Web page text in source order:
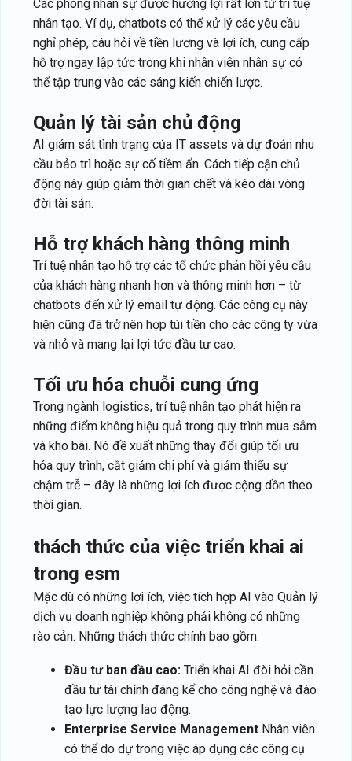
Các phòng nhân sự được hưởng lợi rất lớn từ trí tuệ
nhân tạo. Ví dụ, chatbots có thể xử lý các yêu cầu
nghỉ phép, câu hỏi về tiền lương và lợi ích, cung cấp
hỗ trợ ngay lập tức trong khi nhân viên nhân sự có
thể tập trung vào các sáng kiến chiến lược.
quản lý tài sản chủ động
AI giám sát tình trạng của IT assets và dự đoán nhu
cầu bảo trì hoặc sự cố tiềm ẩn. Cách tiếp cận chủ
động này giúp giảm thời gian chết và kéo dài vòng
đời tài sản.
hỗ trợ khách hàng thông minh
Trí tuệ nhân tạo hỗ trợ các tổ chức phản hồi yêu cầu
của khách hàng nhanh hơn và thông minh hơn – từ
chatbots đến xử lý email tự động. Các công cụ này
hiện cũng đã trở nên hợp túi tiền cho các công ty vừa
và nhỏ và mang lại lợi tức đầu tư cao.
tối ưu hóa chuỗi cung ứng
Trong ngành logistics, trí tuệ nhân tạo phát hiện ra
những điểm không hiệu quả trong quy trình mua sắm
và kho bãi. Nó đề xuất những thay đổi giúp tối ưu
hóa quy trình, cắt giảm chi phí và giảm thiểu sự
chậm trễ – đây là những lợi ích được cộng dồn theo
thời gian.
thách thức của việc triển khai ai
trong esm
Mặc dù có những lợi ích, việc tích hợp AI vào Quản lý
dịch vụ doanh nghiệp không phải không có những
rào cản. Những thách thức chính bao gồm:
Đầu tư ban đầu cao: Triển khai AI đòi hỏi cần
đầu tư tài chính đáng kể cho công nghệ và đào
tạo lực lượng lao động.
Enterprise Service Management Nhân viên
có thể do dự trong việc áp dụng các công cụ